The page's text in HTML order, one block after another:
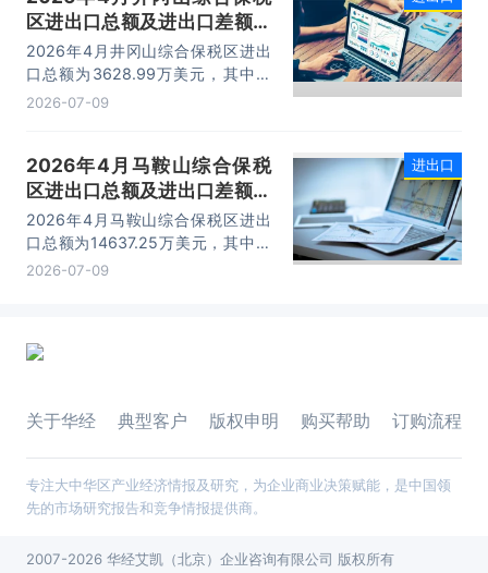
区进出口总额及进出口差额统
计分析
2026年4月井冈山综合保税区进出
口总额为3628.99万美元，其中：
出口额为1562.95万美元，进口额为
2026-07-09
2026年4月马鞍山综合保税
区进出口总额及进出口差额统
计分析
2026年4月马鞍山综合保税区进出
口总额为14637.25万美元，其中：
出口额为14365.71万美元，进口额
2026-07-09
进出口
关于华经 典型客户 版权申明 购买帮助 订购流程
专注大中华区产业经济情报及研究，为企业商业决策赋能，是中国领
先的市场研究报告和竞争情报提供商。
2007-2026 华经艾凯（北京）企业咨询有限公司 版权所有